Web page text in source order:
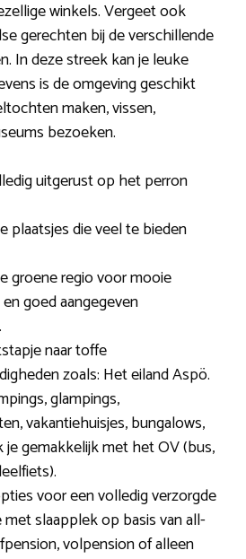
winkels. Vergeet ook
gerechten bij de verschillende
In deze streek kan je leuke
is de omgeving geschikt
maken, vissen,
bezoeken.
uitgerust op het perron
plaatsjes die veel te bieden
groene regio voor mooie
goed aangegeven
naar toffe
zoals: Het eiland Aspö.
glampings,
vakantiehuisjes, bungalows,
je gemakkelijk met het OV (bus,
voor een volledig verzorgde
slaapplek op basis van all-
volpension of alleen